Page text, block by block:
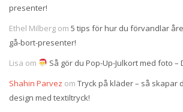
presenter!
Ethel Milberg om 5 tips för hur du förvandlar
gå-bort-presenter!
Lisa om
Så gör du Pop-Up-Julkort med foto –
Shahin Parvez om Tryck på kläder – så skapar
design med textiltryck!